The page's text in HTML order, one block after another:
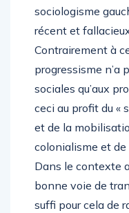
sociologisme
récent et
Contrairement à
progressisme n’a
sociales qu’aux
ceci au profit du «
et de la
colonialisme et de
Dans le contexte
bonne voie de
suffi pour cela de